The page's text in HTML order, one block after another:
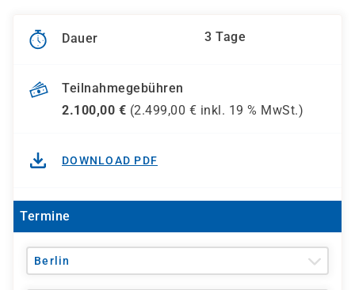
Dauer 3 Tage
Teilnahmegebühren
2.100,00 € (2.499,00 € inkl. 19 % MwSt.)
DOWNLOAD PDF
Termine
Berlin